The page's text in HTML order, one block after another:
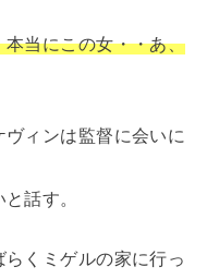
当にこの女・・あ、
ィンは監督に会いに
話す。
くミゲルの家に行っ